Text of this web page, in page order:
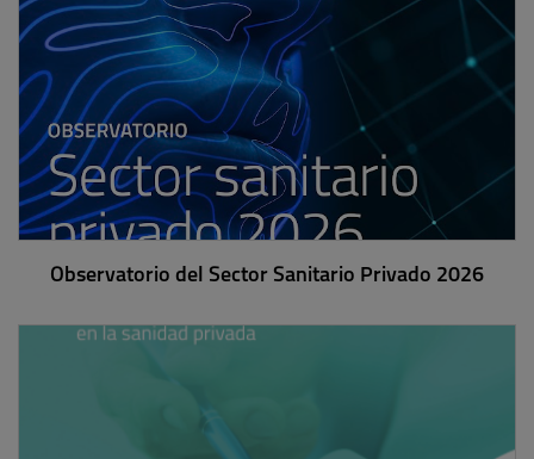
Observatorio del Sector Sanitario Privado 2026